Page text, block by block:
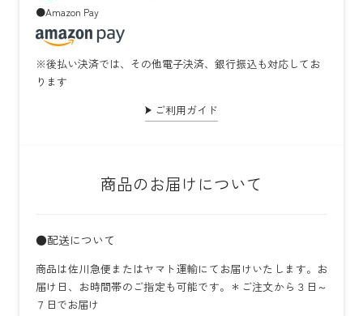
●Amazon Pay
※後払い決済では、その他電子決済、銀行振込も対応してお
ります
ご利用ガイド
商品のお届けについて
●配送について
商品は佐川急便またはヤマト運輸にてお届けいたします。お
届け日、お時間帯のご指定も可能です。＊ご注文から３日～
７日でお届け